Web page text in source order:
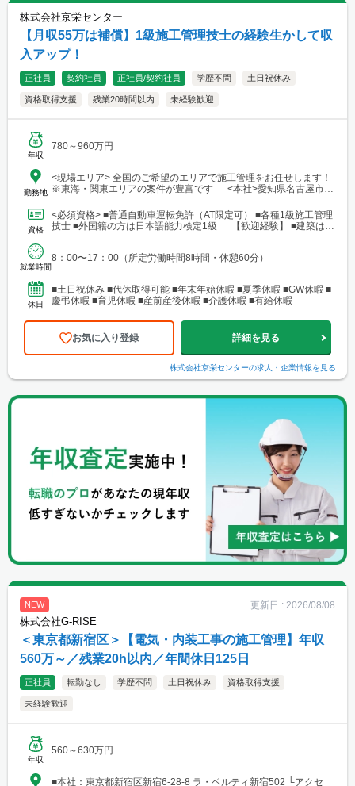
株式会社京栄センター
【月収55万は補償】1級施工管理技士の経験生かして収
入アップ！
正社員 契約社員 正社員/契約社員 学歴不問 土日祝休み
資格取得支援 残業20時間以内 未経験歓迎
年収
780～960万円
勤務地
<現場エリア> 全国のご希望のエリアで施工管理をお任せします！
※東海・関東エリアの案件が豊富です <本社>愛知県名古屋市中
ありません <最寄駅>名古屋駅より徒歩10分
資格
<必須資格> ■普通自動車運転免許（AT限定可） ■各種1級施工管理
技士 ■外国籍の方は日本語能力検定1級 【歓迎経験】 ■建築はも
就業時間
8：00〜17：00（所定労働時間8時間・休憩60分）
休日
■土日祝休み ■代休取得可能 ■年末年始休暇 ■夏季休暇 ■GW休暇 ■
慶弔休暇 ■育児休暇 ■産前産後休暇 ■介護休暇 ■有給休暇
お気に入り登録 詳細を見る
株式会社京栄センターの求人・企業情報を見る
NEW 更新日 : 2026/08/08
株式会社G-RISE
＜東京都新宿区＞【電気・内装工事の施工管理】年収
560万～／残業20h以内／年間休日125日
正社員 転勤なし 学歴不問 土日祝休み 資格取得支援
未経験歓迎
年収
560～630万円
■本社：東京都新宿区新宿6-28-8 ラ・ベルティ新宿502 └アクセ